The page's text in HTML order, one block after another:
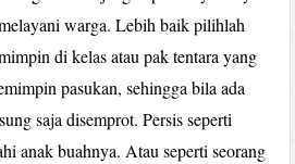
warga. Lebih baik pilihlah
di kelas atau pak tentara yang
pasukan, sehingga bila ada
saja disemprot. Persis seperti
anak buahnya. Atau seperti seorang